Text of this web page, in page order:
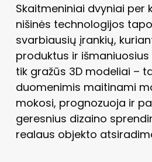
Skaitmeniniai dvyniai per
nišinės technologijos
svarbiausių įrankių,
produktus ir
tik gražūs 3D modeliai –
duomenimis maitinami
mokosi, prognozuoja ir
geresnius dizaino
realaus objekto